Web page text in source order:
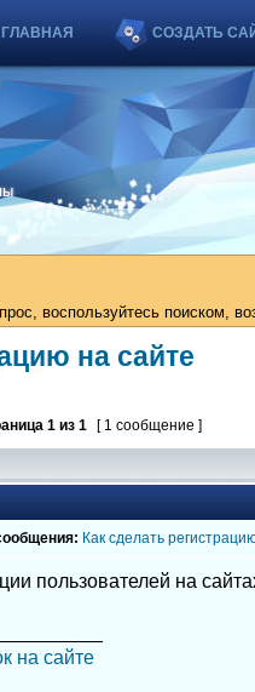
ГЛАВНАЯ СОЗДАТЬ
воспользуйтесь поиском,
на сайте
1 из 1 [ 1 сообщение ]
Как сделать
пользователей на
на сайте